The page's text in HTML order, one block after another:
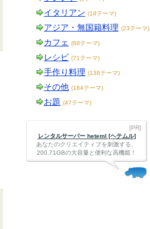
イタリアン (18テーマ)
アジア・無国籍料理 (23テーマ)
カフェ (68テーマ)
レシピ (71テーマ)
手作り料理 (138テーマ)
その他 (184テーマ)
お題 (47テーマ)
[PR]
レンタルサーバー heteml [ヘテムル]
あなたのクリエイティブを刺激する、
200.71GBの大容量と便利な高機能！